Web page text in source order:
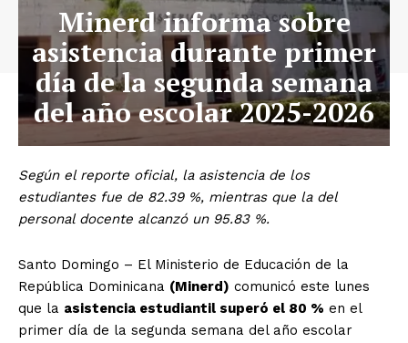
Minerd informa sobre
asistencia durante primer
día de la segunda semana
del año escolar 2025-2026
Según el reporte oficial, la asistencia de los
estudiantes fue de 82.39 %, mientras que la del
personal docente alcanzó un 95.83 %.
Santo Domingo – El Ministerio de Educación de la
República Dominicana (Minerd) comunicó este lunes
que la asistencia estudiantil superó el 80 % en el
primer día de la segunda semana del año escolar